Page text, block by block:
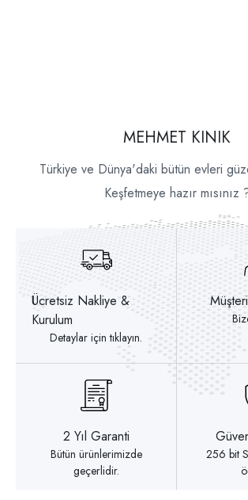
MEHMET KINIK
Türkiye ve Dünya'daki bütün evleri
Keşfetmeye hazır mısınız
Ücretsiz Nakliye &
Kurulum
Detaylar için tıklayın.
2 Yıl Garanti
Bütün ürünlerimizde
geçerlidir.
256 bit